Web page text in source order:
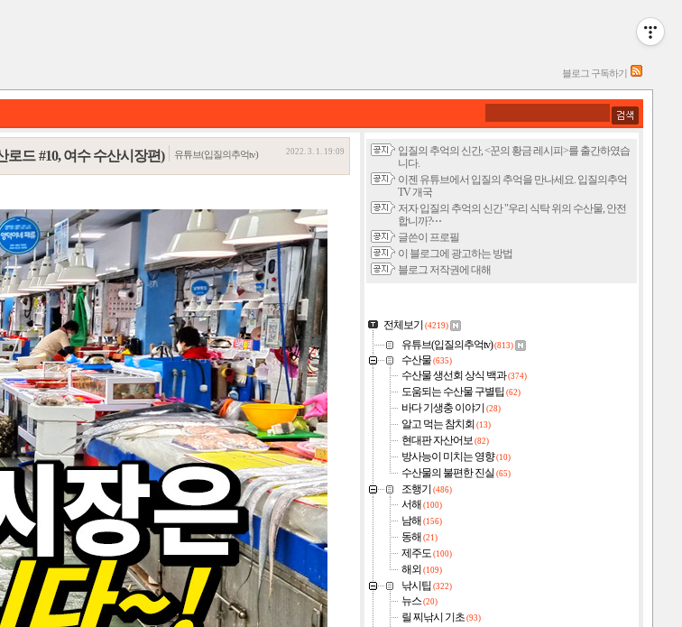
블로그 구독하기
로드 #10, 여수 수산시장편) 유튜브(입질의추억tv) 2022. 3. 1. 19:09
입질의 추억의 신간, <꾼의 황금 레시피>를 출간하였습
니다.
이젠 유튜브에서 입질의 추억을 만나세요. 입질의추억
TV 개국
저자 입질의 추억의 신간 "우리 식탁 위의 수산물, 안전
합니까?⋯
글쓴이 프로필
이 블로그에 광고하는 방법
블로그 저작권에 대해
전체보기 (4219)
유튜브(입질의추억tv)(813)
수산물 (635)
수산물 생선회 상식 백과(374)
도움되는 수산물 구별팁 (62)
바다 기생충 이야기 (28)
알고 먹는 참치회 (13)
현대판 자산어보 (82)
방사능이 미치는 영향(10)
수산물의 불편한 진실 (65)
조행기 (486)
서해 (100)
남해 (156)
동해 (21)
제주도 (100)
해외 (109)
낚시팁(322)
뉴스 (20)
릴 찌낚시 기초 (93)